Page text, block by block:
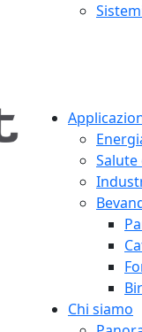
Salute
Chi siamo